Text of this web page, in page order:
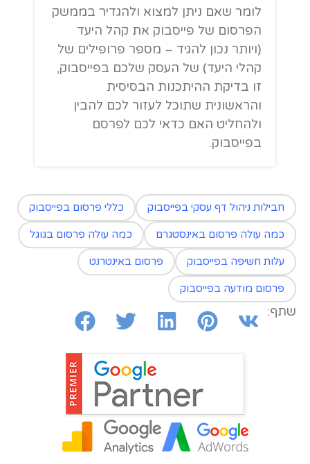
לומר שאם ניתן למצוא ולהגדיר בממשק
הפרסום של פייסבוק את קהל היעד
(ויותר נכון להגיד – מספר פרופילים של
קהלי היעד) של העסק שלכם בפייסבוק,
זו בדיקת ההיתכנות הבסיסית
והראשונית שתוכל לעזור לכם להבין
ולהחליט האם כדאי לכם לפרסם
בפייסבוק.
חבילות ניהול דף עסקי בפייסבוק כללי פרסום בפייסבוק
כמה עולה פרסום באינסטגרם כמה עולה פרסום בגוגל
עלות חשיפה בפייסבוק פרסום באינטרנט
פרסום מודעה בפייסבוק
שתף: